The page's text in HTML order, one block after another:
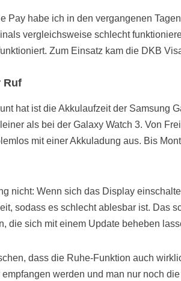
Pay habe ich in den vergangenen
vergleichsweise schlecht
Zum Einsatz kam die DKB
Ruf
hat ist die Akkulaufzeit der Samsung
als bei der Galaxy Watch 3. Von
mit einer Akkuladung aus. Bis
nicht: Wenn sich das Display
sodass es schlecht ablesbar ist. Das
die sich mit einem Update beheben
dass die Ruhe-Funktion auch
werden und man nur noch